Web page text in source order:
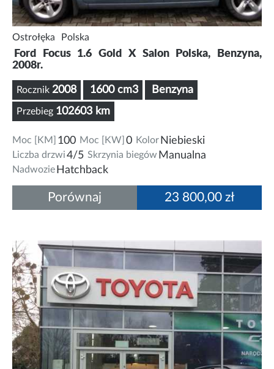
Ostrołęka Polska
Ford Focus 1.6 Gold X Salon Polska, Benzyna,
2008r.
Rocznik 2008 1600 cm3 Benzyna
Przebieg 102603 km
Moc [KM] 100 Moc [KW] 0 Kolor Niebieski
Liczba drzwi4/5 Skrzynia biegów Manualna
Nadwozie Hatchback
23 800,00 zł
Porównaj